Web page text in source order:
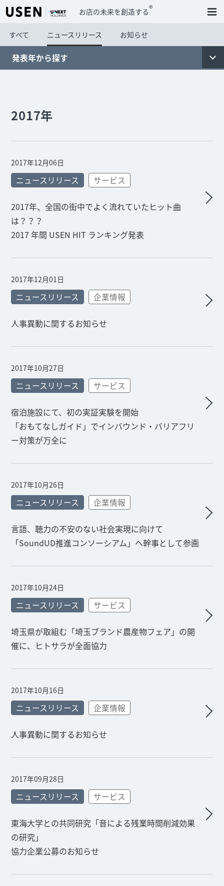
お店の未来を創造する®
すべて ニュースリリース お知らせ
発表年から探す
2017年
2017年12月06日
ニュースリリース サービス
2017年、全国の街中でよく流れていたヒット曲
は？？？
2017 年間 USEN HIT ランキング発表
2017年12月01日
ニュースリリース 企業情報
人事異動に関するお知らせ
2017年10月27日
ニュースリリース サービス
宿泊施設にて、初の実証実験を開始
「おもてなしガイド」でインバウンド・バリアフリ
ー対策が万全に
2017年10月26日
ニュースリリース 企業情報
言語、聴力の不安のない社会実現に向けて
「SoundUD推進コンソーシアム」へ幹事として参画
2017年10月24日
ニュースリリース サービス
埼玉県が取組む「埼玉ブランド農産物フェア」の開
催に、ヒトサラが全面協力
2017年10月16日
ニュースリリース 企業情報
人事異動に関するお知らせ
2017年09月28日
ニュースリリース サービス
東海大学との共同研究「音による残業時間削減効果
の研究」
協力企業公募のお知らせ